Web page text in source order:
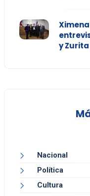
y
Nacional
Política
Cultura